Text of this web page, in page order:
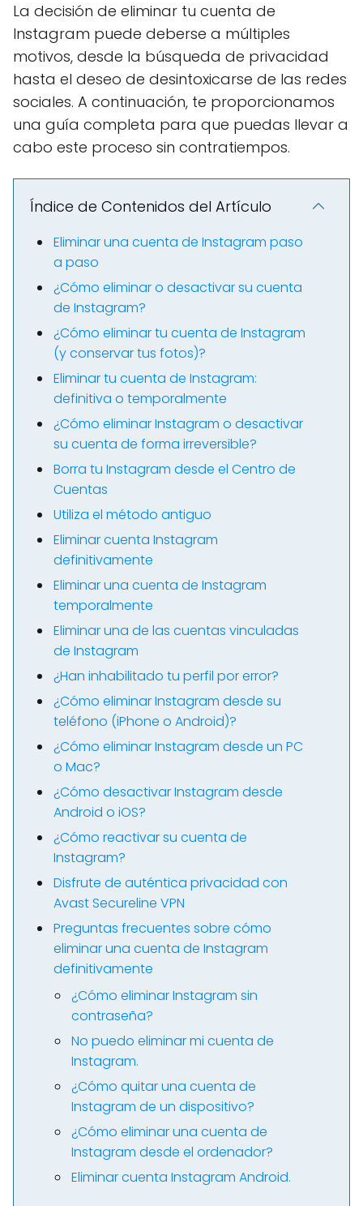
La decisión de eliminar tu cuenta de
Instagram puede deberse a múltiples
motivos, desde la búsqueda de privacidad
hasta el deseo de desintoxicarse de las redes
sociales. A continuación, te proporcionamos
una guía completa para que puedas llevar a
cabo este proceso sin contratiempos.
Índice de Contenidos del Artículo
Eliminar una cuenta de Instagram paso
a paso
¿Cómo eliminar o desactivar su cuenta
de Instagram?
¿Cómo eliminar tu cuenta de Instagram
(y conservar tus fotos)?
Eliminar tu cuenta de Instagram:
definitiva o temporalmente
¿Cómo eliminar Instagram o desactivar
su cuenta de forma irreversible?
Borra tu Instagram desde el Centro de
Cuentas
Utiliza el método antiguo
Eliminar cuenta Instagram
definitivamente
Eliminar una cuenta de Instagram
temporalmente
Eliminar una de las cuentas vinculadas
de Instagram
¿Han inhabilitado tu perfil por error?
¿Cómo eliminar Instagram desde su
teléfono (iPhone o Android)?
¿Cómo eliminar Instagram desde un PC
o Mac?
¿Cómo desactivar Instagram desde
Android o iOS?
¿Cómo reactivar su cuenta de
Instagram?
Disfrute de auténtica privacidad con
Avast Secureline VPN
Preguntas frecuentes sobre cómo
eliminar una cuenta de Instagram
definitivamente
¿Cómo eliminar Instagram sin
contraseña?
No puedo eliminar mi cuenta de
Instagram.
¿Cómo quitar una cuenta de
Instagram de un dispositivo?
¿Cómo eliminar una cuenta de
Instagram desde el ordenador?
Eliminar cuenta Instagram Android.